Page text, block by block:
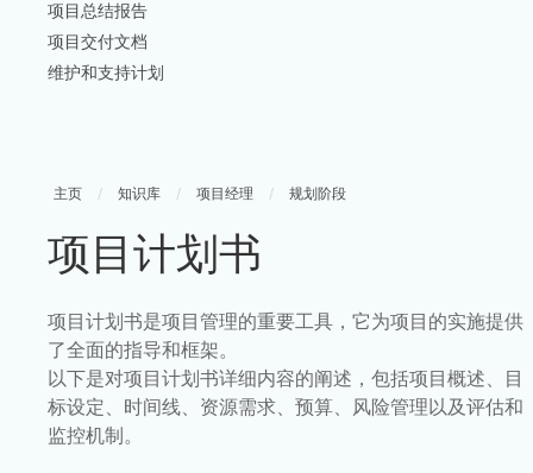
项目总结报告
项目交付文档
维护和支持计划
主页 / 知识库 / 项目经理 / 规划阶段
项目计划书
项目计划书是项目管理的重要工具，它为项目的实施提供
了全面的指导和框架。
以下是对项目计划书详细内容的阐述，包括项目概述、目
标设定、时间线、资源需求、预算、风险管理以及评估和
监控机制。